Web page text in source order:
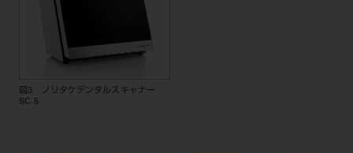
図3 ノリタケデンタルスキャナー
SC-5